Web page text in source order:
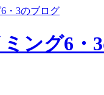
ング6・